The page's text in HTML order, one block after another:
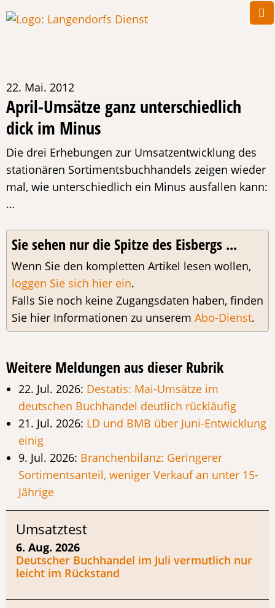
22. Mai. 2012
April-Umsätze ganz unterschiedlich
dick im Minus
Die drei Erhebungen zur Umsatzentwicklung des
stationären Sortimentsbuchhandels zeigen wieder
mal, wie unterschiedlich ein Minus ausfallen kann:
…
Sie sehen nur die Spitze des Eisbergs ...
Wenn Sie den kompletten Artikel lesen wollen,
loggen Sie sich hier ein.
Falls Sie noch keine Zugangsdaten haben, finden
Sie hier Informationen zu unserem Abo-Dienst.
Weitere Meldungen aus dieser Rubrik
22. Jul. 2026: Destatis: Mai-Umsätze im
deutschen Buchhandel deutlich rückläufig
21. Jul. 2026: LD und BMB über Juni-Entwicklung
einig
9. Jul. 2026: Branchenbilanz: Geringerer
Sortimentsanteil, weniger Verkauf an unter 15-
Jährige
Umsatztest
6. Aug. 2026
Deutscher Buchhandel im Juli vermutlich nur
leicht im Rückstand